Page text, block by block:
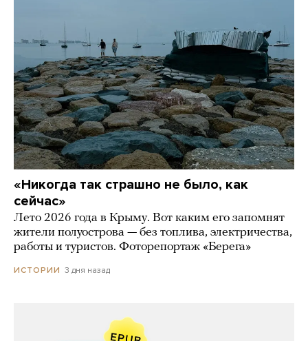
«Никогда так страшно не было, как
сейчас»
Лето 2026 года в Крыму. Вот каким его запомнят
жители полуострова — без топлива, электричества,
работы и туристов. Фоторепортаж «Берега»
ИСТОРИИ 3 дня назад